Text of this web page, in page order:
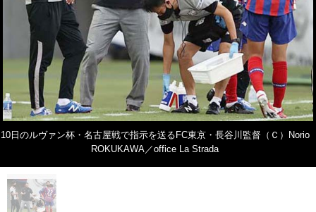
10日のルヴァン杯・名古屋戦で指示を送るFC東京・長谷川監督（Ｃ）Norio
ROKUKAWA／office La Strada